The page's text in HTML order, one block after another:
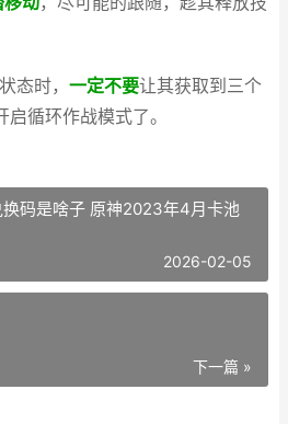
态时， 一定不要让其获取到三个
循环作战模式了。
码是啥子 原神2023年4月卡池
2026-02-05
下一篇 »